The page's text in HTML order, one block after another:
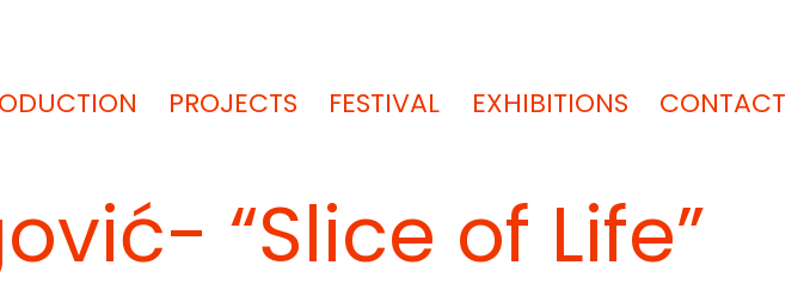
PROJECTS FESTIVAL EXHIBITIONS CONTACT
“Slice of Life”